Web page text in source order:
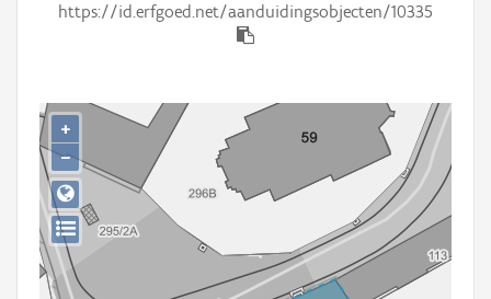
Hergebruik
Aanmelden
https://id.erfgoed.net/aanduidingsobjecten/10335
+
−